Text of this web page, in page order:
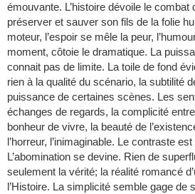
émouvante. L’histoire dévoile le combat
préserver et sauver son fils de la folie
moteur, l’espoir se mêle la peur,
moment, côtoie le dramatique. La
connait pas de limite. La toile de fond
rien à la qualité du scénario, la subtilité
puissance de certaines scènes. Les
échanges de regards, la complicité
bonheur de vivre, la beauté de
l’horreur, l’inimaginable. Le contraste
L’abomination se devine. Rien de
seulement la vérité; la réalité romancé
l’Histoire. La simplicité semble gage de